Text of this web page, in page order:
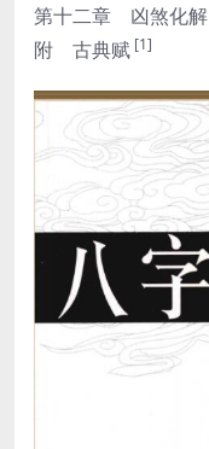
第十二章 凶煞化解
附 古典赋 [1]